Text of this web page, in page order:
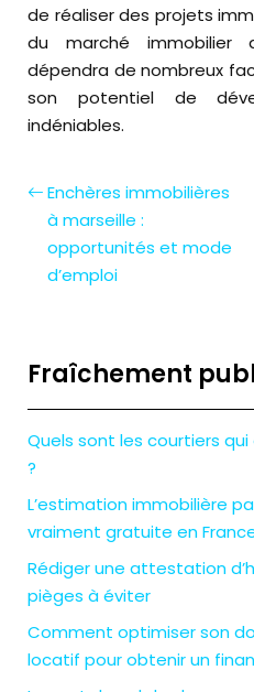
de réaliser des projets
du marché immobilier
dépendra de nombreux
son potentiel de
indéniables.
Enchères immobilières
à marseille :
opportunités et mode
d’emploi
Fraîchement
Quels sont les courtiers
?
L’estimation immobilière
vraiment gratuite en
Rédiger une attestation
pièges à éviter
Comment optimiser son
locatif pour obtenir un